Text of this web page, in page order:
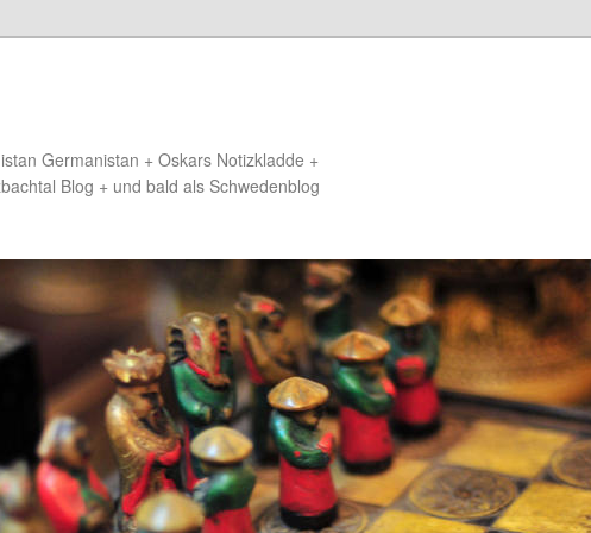
Germanistan + Oskars Notizkladde +
Blog + und bald als Schwedenblog